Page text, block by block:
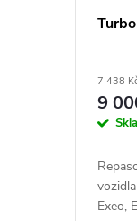
7 438
9
Exeo,